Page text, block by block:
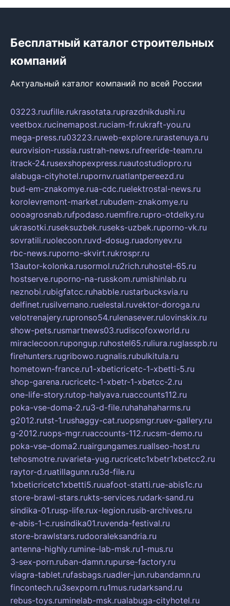
Бесплатный каталог строительных
компаний
Актуальный каталог компаний по всей России
03223.ruufille.rukrasotata.ruprazdnikdushi.ru
veetbox.rucinemapost.ruciam-fr.rukraft-you.ru
mega-press.ru03223.ruweb-explore.rurastenuya.ru
eurovision-russia.rustrah-news.rufreeride-team.ru
itrack-24.rusexshopexpress.ruautostudiopro.ru
alabuga-cityhotel.rupornv.ruatlantpereezd.ru
bud-em-znakomye.rua-cdc.ruelektrostal-news.ru
korolevremont-market.rubudem-znakomye.ru
oooagrosnab.rufpodaso.ruemfire.rupro-otdelky.ru
ukrasotki.ruseksuzbek.ruseks-uzbek.ruporno-vk.ru
sovratili.ruolecoon.ruvd-dosug.ruadonyev.ru
rbc-news.ruporno-skvirt.rukrospr.ru
13autor-kolonka.rusormol.ru2rich.ruhostel-65.ru
hostserve.ruporno-na-russkom.rumishinlab.ru
neznobi.rubigfatcc.ruhabble.rustarbucksvia.ru
delfinet.rusilvernano.ruelestal.ruvektor-doroga.ru
velotrenajery.rupronso54.rulenasever.rulovinskix.ru
show-pets.rusmartnews03.rudiscofoxworld.ru
miraclecoon.rupongup.ruhostel65.ruliura.ruglasspb.ru
firehunters.rugribowo.rugnalis.rubulkitula.ru
hometown-france.ru1-xbeticricetc-1-xbetti-5.ru
shop-garena.rucricetc-1-xbetr-1-xbetcc-2.ru
one-life-story.rutop-halyava.ruaccounts112.ru
poka-vse-doma-2.ru3-d-file.ruhahahaharms.ru
g2012.rutst-1.rushaggy-cat.ruopsmgr.ruev-gallery.ru
g-2012.ruops-mgr.ruaccounts-112.rucsm-demo.ru
poka-vse-doma2.ruairgungames.ruallseo-host.ru
tehosmotre.ruvarieta-yug.rucricetc1xbetr1xbetcc2.ru
raytor-d.ruatillagunn.ru3d-file.ru
1xbeticricetc1xbetti5.ruuafoot-statti.rue-abis1c.ru
store-brawl-stars.rukts-services.rudark-sand.ru
sindika-01.rusp-life.rux-legion.rusib-archives.ru
e-abis-1-c.rusindika01.ruvenda-festival.ru
store-brawlstars.rudooraleksandria.ru
antenna-highly.rumine-lab-msk.ru1-mus.ru
3-sex-porn.ruban-damn.rupurse-factory.ru
viagra-tablet.rufasbags.ruadler-jun.rubandamn.ru
fincontech.ru3sexporn.ru1mus.rudarksand.ru
rebus-toys.ruminelab-msk.rualabuga-cityhotel.ru